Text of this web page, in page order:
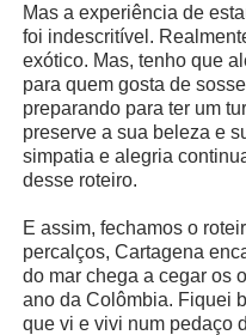
Mas a experiência de
foi indescritível.
exótico. Mas, tenho que
para quem gosta de
preparando para ter um
preserve a sua beleza e
simpatia e alegria
desse roteiro.
E assim, fechamos o
percalços, Cartagena
do mar chega a cegar os
ano da Colômbia. Fiquei
que vi e vivi num pedaço